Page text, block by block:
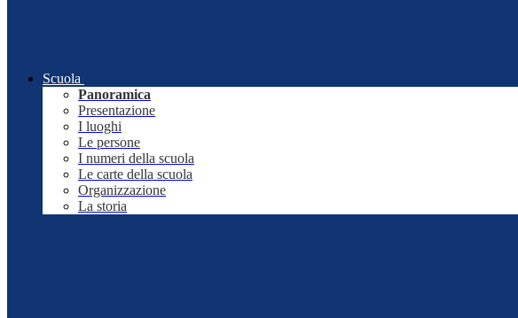
Scuola
Panoramica
Presentazione
I luoghi
Le persone
I numeri della scuola
Le carte della scuola
Organizzazione
La storia